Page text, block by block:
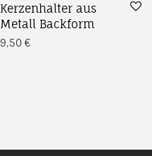
Kerzenhalter aus
Metall Backform
9,50 €